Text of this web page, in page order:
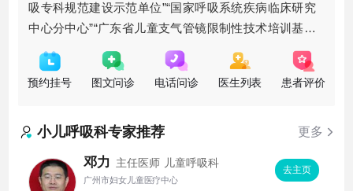
吸专科规范建设示范单位”“国家呼吸系统疾病临床研究
中心分中心”“广东省儿童支气管镜限制性技术培训基
地”等称号。同时，该专科也是“广东省儿童呼吸管理专
科护士临床实践培训基地”“儿
预约挂号 图文问诊 电话问诊 医生列表 患者评价
小儿呼吸科专家推荐 更多
邓力 主任医师 儿童呼吸科
广州市妇女儿童医疗中心
去主页